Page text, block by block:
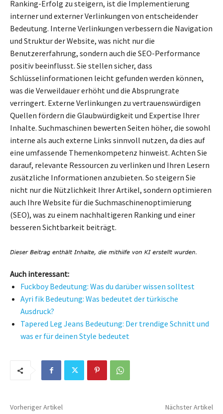
Ranking-Erfolg zu steigern, ist die Implementierung
interner und externer Verlinkungen von entscheidender
Bedeutung. Interne Verlinkungen verbessern die Navigation
und Struktur der Website, was nicht nur die
Benutzererfahrung, sondern auch die SEO-Performance
positiv beeinflusst. Sie stellen sicher, dass
Schlüsselinformationen leicht gefunden werden können,
was die Verweildauer erhöht und die Absprungrate
verringert. Externe Verlinkungen zu vertrauenswürdigen
Quellen fördern die Glaubwürdigkeit und Expertise Ihrer
Inhalte. Suchmaschinen bewerten Seiten höher, die sowohl
interne als auch externe Links sinnvoll nutzen, da dies auf
eine umfassende Themenkompetenz hinweist. Achten Sie
darauf, relevante Ressourcen zu verlinken und Ihren Lesern
zusätzliche Informationen anzubieten. So steigern Sie
nicht nur die Nützlichkeit Ihrer Artikel, sondern optimieren
auch Ihre Website für die Suchmaschinenoptimierung
(SEO), was zu einem nachhaltigeren Ranking und einer
besseren Sichtbarkeit beiträgt.
Auch interessant:
Fuckboy Bedeutung: Was du darüber wissen solltest
Ayri fik Bedeutung: Was bedeutet der türkische
Ausdruck?
Tapered Leg Jeans Bedeutung: Der trendige Schnitt und
was er für deinen Style bedeutet
Vorheriger Artikel Nächster Artikel